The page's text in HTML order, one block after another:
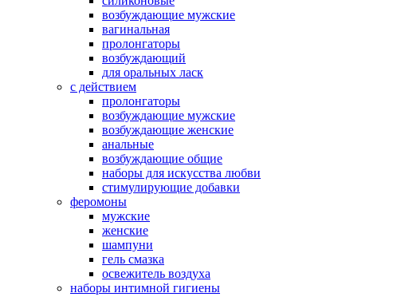
возбуждающие мужские
вагинальная
пролонгаторы
возбуждающий
для оральных ласк
с действием
пролонгаторы
возбуждающие мужские
возбуждающие женские
анальные
возбуждающие общие
наборы для искусства любви
стимулирующие добавки
феромоны
мужские
женские
шампуни
гель смазка
освежитель воздуха
наборы интимной гигиены